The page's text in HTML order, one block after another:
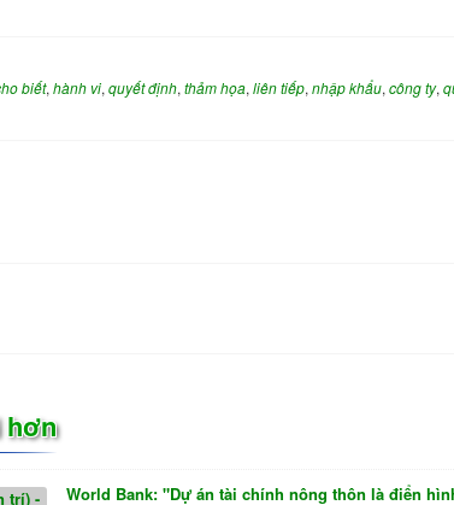
biết, hành vi, quyết định, thảm họa, liên tiếp, nhập khẩu, công ty,
World Bank: "Dự án tài chính nông thôn là điển